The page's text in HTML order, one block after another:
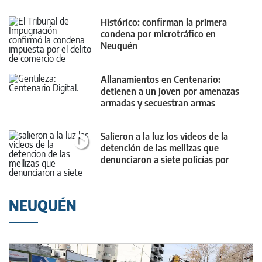
Histórico: confirman la primera
condena por microtráfico en
Neuquén
Allanamientos en Centenario:
detienen a un joven por amenazas
armadas y secuestran armas
Salieron a la luz los videos de la
detención de las mellizas que
denunciaron a siete policías por
NEUQUÉN